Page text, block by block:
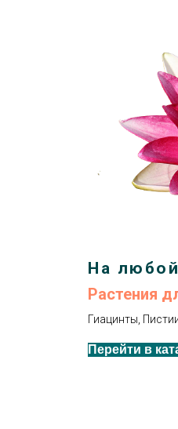
На
Растения
Гиацинты,
Перейти в